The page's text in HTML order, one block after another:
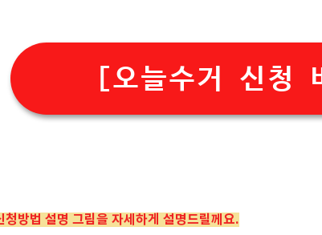
[오늘수거 신청
청방법 설명 그림을 자세하게 설명드릴께요.